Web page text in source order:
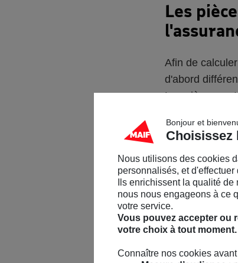
Les
Afin de
d'abord
Les pièces
Le salon
La salle à
La
Le bureau
Les
Bonjour et
Choisissez
Nous utilisons des cookies
personnalisés, et
Ils enrichissent la qualité
nous nous engageons à ce
votre service.
Vous pouvez accepter ou
votre choix à tout moment.
Connaître nos cookies